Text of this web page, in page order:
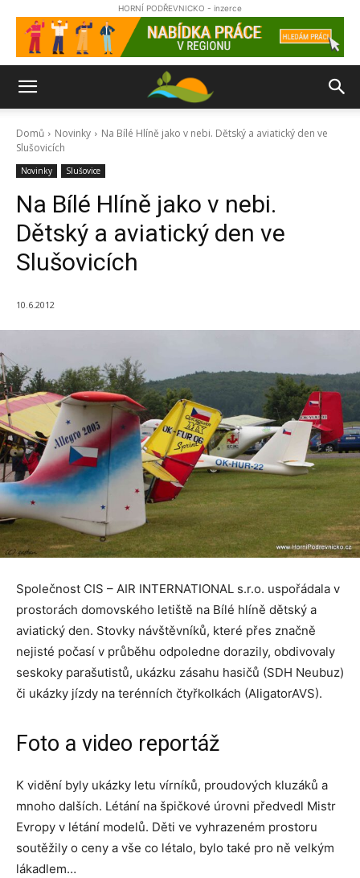
HORNÍ PODŘEVNICKO - inzerce
Domů Novinky
Na Bílé Hlíně jako v nebi. Dětský a aviatický den ve
Slušovicích
Novinky Slušovice
Na Bílé Hlíně jako v nebi.
Dětský a aviatický den ve
Slušovicích
10.6.2012
Společnost CIS – AIR INTERNATIONAL s.r.o. uspořádala v
prostorách domovského letiště na Bílé hlíně dětský a
aviatický den. Stovky návštěvníků, které přes značně
nejisté počasí v průběhu odpoledne dorazily, obdivovaly
seskoky parašutistů, ukázku zásahu hasičů (SDH Neubuz)
či ukázky jízdy na terénních čtyřkolkách (AligatorAVS).
Foto a video reportáž
K vidění byly ukázky letu vírníků, proudových kluzáků a
mnoho dalších. Létání na špičkové úrovni předvedl Mistr
Evropy v létání modelů. Děti ve vyhrazeném prostoru
soutěžily o ceny a vše co létalo, bylo také pro ně velkým
lákadlem…